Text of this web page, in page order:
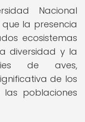
Nacional
la presencia
ecosistemas
diversidad y la
de aves,
de los
poblaciones